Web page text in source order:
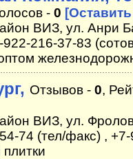
- 0
ВИЗ, ул. Анри
922-216-37-83
Отзывов - 0,
ВИЗ, ул.
74 (тел/факс) ,